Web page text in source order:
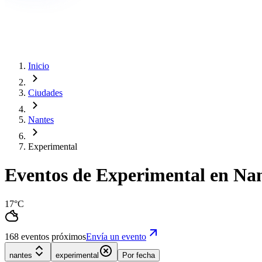
Inicio
Ciudades
Nantes
Experimental
Eventos de Experimental en
17°C
168 eventos próximosEnvía un evento
nantes experimental Por fecha